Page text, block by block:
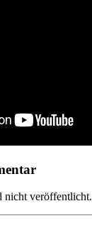
nicht veröffentlicht.